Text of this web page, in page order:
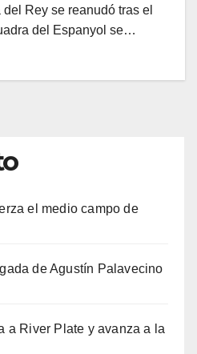
Rey se reanudó tras el
del Espanyol se…
el medio campo de
de Agustín Palavecino
a River Plate y avanza a la